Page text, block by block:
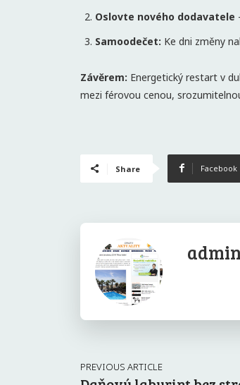
Oslovte nového dodavatele
Samoodečet: Ke dni změny
Závěrem: Energetický restart v
mezi férovou cenou,
Share Facebook
admin
PREVIOUS ARTICLE